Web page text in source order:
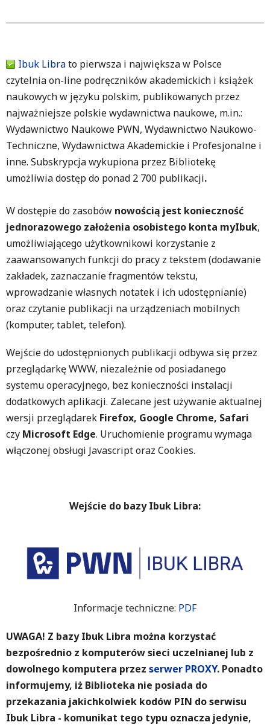
Ibuk Librato pierwsza i największa w Polsce
czytelnia on-line podręczników akademickich i książek
naukowych w języku polskim, publikowanych przez
najważniejsze polskie wydawnictwa naukowe, m.in.:
Wydawnictwo Naukowe PWN, Wydawnictwo Naukowo-
Techniczne, Wydawnictwa Akademickie i Profesjonalne i
inne. Subskrypcja wykupiona przez Bibliotekę
umożliwia dostęp do ponad 2 700 publikacji.
W dostępie do zasobów nowością jest konieczność
jednorazowego założenia osobistego konta myIbuk,
umożliwiającego użytkownikowi korzystanie z
zaawansowanych funkcji do pracy z tekstem (dodawanie
zakładek, zaznaczanie fragmentów tekstu,
wprowadzanie własnych notatek i ich udostępnianie)
oraz czytanie publikacji na urządzeniach mobilnych
(komputer, tablet, telefon).
Wejście do udostępnionych publikacji odbywa się przez
przeglądarkę WWW, niezależnie od posiadanego
systemu operacyjnego, bez konieczności instalacji
dodatkowych aplikacji. Zalecane jest używanie aktualnej
wersji przeglądarek Firefox, Google Chrome, Safari
czy Microsoft Edge. Uruchomienie programu wymaga
włączonej obsługi Javascript oraz Cookies.
Wejście do bazy Ibuk Libra:
Informacje techniczne: PDF
UWAGA! Z bazy Ibuk Libra można korzystać
bezpośrednio z komputerów sieci uczelnianej lub z
dowolnego komputera przez serwer PROXY. Ponadto
informujemy, iż Biblioteka nie posiada do
przekazania jakichkolwiek kodów PIN do serwisu
Ibuk Libra - komunikat tego typu oznacza jedynie,